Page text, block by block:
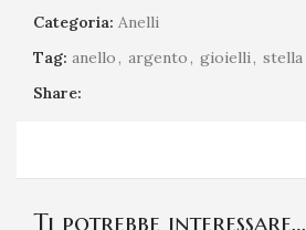
Categoria: Anelli
Tag: anello, argento, gioielli, stella
Share:
Ti potrebbe interessare…